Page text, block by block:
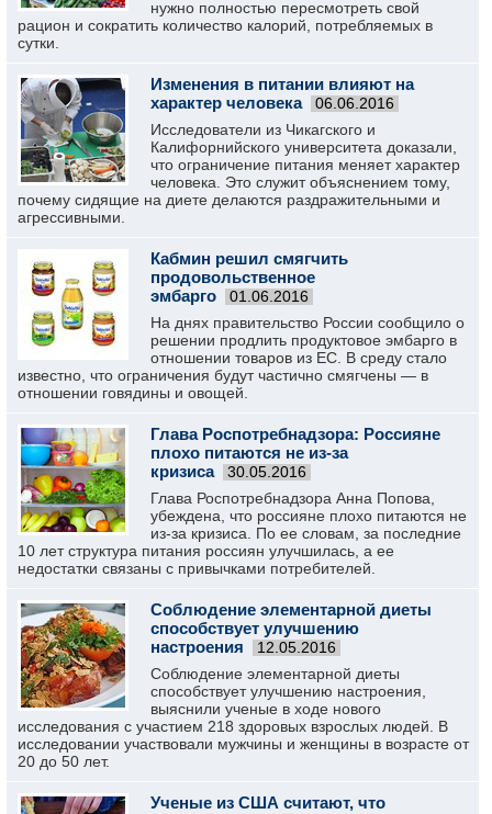
нужно полностью пересмотреть свой
рацион и сократить количество калорий, потребляемых в
сутки.
Изменения в питании влияют на
характер человека
06.06.2016
Исследователи из Чикагского и
Калифорнийского университета доказали,
что ограничение питания меняет характер
человека. Это служит объяснением тому,
почему сидящие на диете делаются раздражительными и
агрессивными.
Кабмин решил смягчить
продовольственное
эмбарго
01.06.2016
На днях правительство России сообщило о
решении продлить продуктовое эмбарго в
отношении товаров из ЕС. В среду стало
известно, что ограничения будут частично смягчены — в
отношении говядины и овощей.
Глава Роспотребнадзора: Россияне
плохо питаются не из-за
кризиса
30.05.2016
Глава Роспотребнадзора Анна Попова,
убеждена, что россияне плохо питаются не
из-за кризиса. По ее словам, за последние
10 лет структура питания россиян улучшилась, а ее
недостатки связаны с привычками потребителей.
Соблюдение элементарной диеты
способствует улучшению
настроения
12.05.2016
Соблюдение элементарной диеты
способствует улучшению настроения,
выяснили ученые в ходе нового
исследования с участием 218 здоровых взрослых людей. В
исследовании участвовали мужчины и женщины в возрасте от
20 до 50 лет.
Ученые из США считают, что